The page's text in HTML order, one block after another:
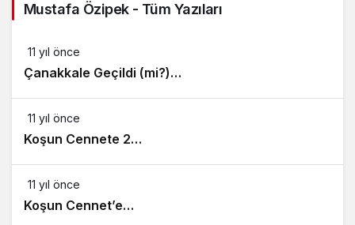
Mustafa Özipek - Tüm Yazıları
11 yıl önce
Çanakkale Geçildi (mi?)…
11 yıl önce
Koşun Cennete 2…
11 yıl önce
Koşun Cennet’e…